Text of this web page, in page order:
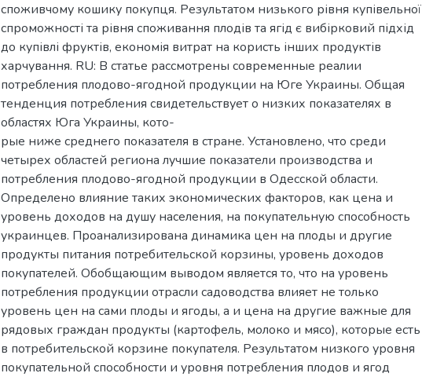
споживчому кошику покупця. Результатом низького рівня купівельної
спроможності та рівня споживання плодів та ягід є вибірковий підхід
до купівлі фруктів, економія витрат на користь інших продуктів
харчування. RU: В статье рассмотрены современные реалии
потребления плодово-ягодной продукции на Юге Украины. Общая
тенденция потребления свидетельствует о низких показателях в
областях Юга Украины, кото-
рые ниже среднего показателя в стране. Установлено, что среди
четырех областей региона лучшие показатели производства и
потребления плодово-ягодной продукции в Одесской области.
Определено влияние таких экономических факторов, как цена и
уровень доходов на душу населения, на покупательную способность
украинцев. Проанализирована динамика цен на плоды и другие
продукты питания потребительской корзины, уровень доходов
покупателей. Обобщающим выводом является то, что на уровень
потребления продукции отрасли садоводства влияет не только
уровень цен на сами плоды и ягоды, а и цена на другие важные для
рядовых граждан продукты (картофель, молоко и мясо), которые есть
в потребительской корзине покупателя. Результатом низкого уровня
покупательной способности и уровня потребления плодов и ягод